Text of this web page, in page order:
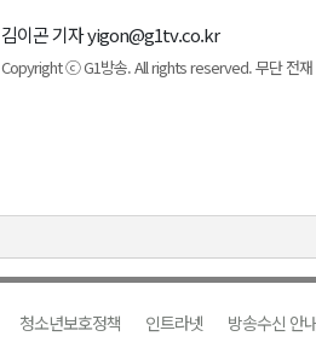
김이곤 기자 yigon@g1tv.co.kr
Copyright ⓒ G1방송. All rights reserved. 무단 전재
청소년보호정책 인트라넷 방송수신 안